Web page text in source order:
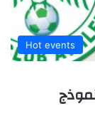
Hot events